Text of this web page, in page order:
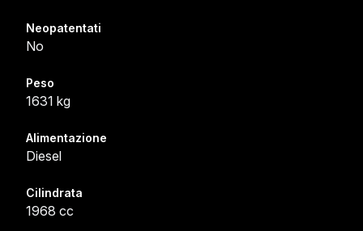
Neopatentati
No
Peso
1631 kg
Alimentazione
Diesel
Cilindrata
1968 cc